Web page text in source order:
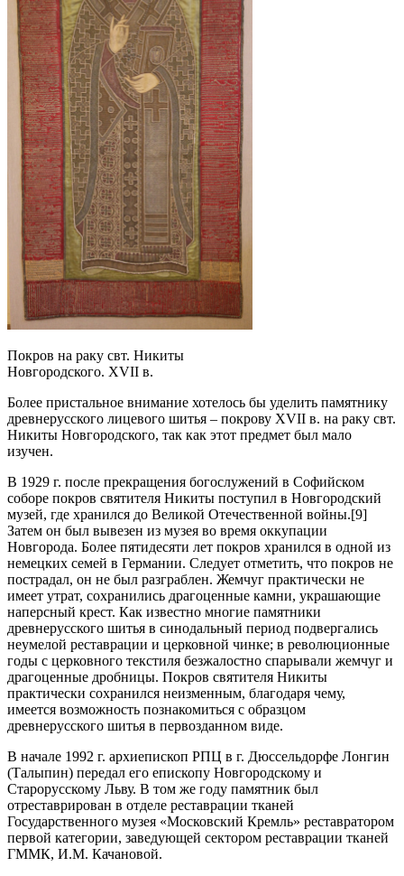
Покров на раку свт. Никиты
Новгородского. XVII в.
Более пристальное внимание хотелось бы уделить памятнику
древнерусского лицевого шитья – покрову XVII в. на раку свт.
Никиты Новгородского, так как этот предмет был мало
изучен.
В 1929 г. после прекращения богослужений в Софийском
соборе покров святителя Никиты поступил в Новгородский
музей, где хранился до Великой Отечественной войны.[9]
Затем он был вывезен из музея во время оккупации
Новгорода. Более пятидесяти лет покров хранился в одной из
немецких семей в Германии. Следует отметить, что покров не
пострадал, он не был разграблен. Жемчуг практически не
имеет утрат, сохранились драгоценные камни, украшающие
наперсный крест. Как известно многие памятники
древнерусского шитья в синодальный период подвергались
неумелой реставрации и церковной чинке; в революционные
годы с церковного текстиля безжалостно спарывали жемчуг и
драгоценные дробницы. Покров святителя Никиты
практически сохранился неизменным, благодаря чему,
имеется возможность познакомиться с образцом
древнерусского шитья в первозданном виде.
В начале 1992 г. архиепископ РПЦ в г. Дюссельдорфе Лонгин
(Талыпин) передал его епископу Новгородскому и
Старорусскому Льву. В том же году памятник был
отреставрирован в отделе реставрации тканей
Государственного музея «Московский Кремль» реставратором
первой категории, заведующей сектором реставрации тканей
ГММК, И.М. Качановой.